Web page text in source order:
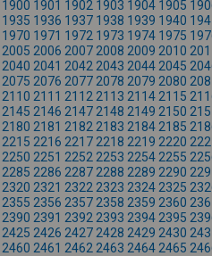
1900 1901 1902 1903 1904 1905
1935 1936 1937 1938 1939 1940
1970 1971 1972 1973 1974 1975
2005 2006 2007 2008 2009 2010
2040 2041 2042 2043 2044 2045
2075 2076 2077 2078 2079 2080
2110 2111 2112 2113 2114 2115
2145 2146 2147 2148 2149 2150
2180 2181 2182 2183 2184 2185
2215 2216 2217 2218 2219 2220
2250 2251 2252 2253 2254 2255
2285 2286 2287 2288 2289 2290
2320 2321 2322 2323 2324 2325
2355 2356 2357 2358 2359 2360
2390 2391 2392 2393 2394 2395
2425 2426 2427 2428 2429 2430
2460 2461 2462 2463 2464 2465